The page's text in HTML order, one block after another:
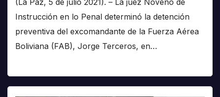
(La Paz, 5 de julio 2021). – La juez Noveno de
Instrucción en lo Penal determinó la detención
preventiva del excomandante de la Fuerza Aérea
Boliviana (FAB), Jorge Terceros, en…